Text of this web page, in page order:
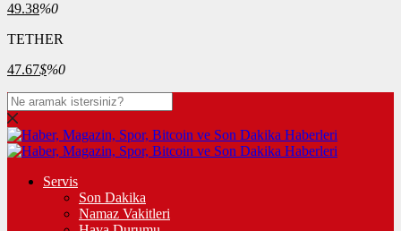
49.38%0
TETHER
47.67$%0
Servis
Son Dakika
Namaz Vakitleri